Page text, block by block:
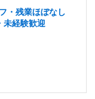
・残業ほぼなし
未経験歓迎